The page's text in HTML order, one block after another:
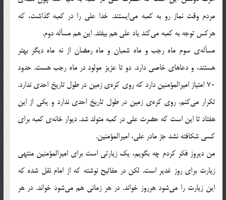
مردم وقت نماز رو به كعبه مي‌ايستند. خدا علي را در كعبه گذاشت، كه
هركس توجه به كعبه مي‌كند ياد علي هم بيفتد. اين هم مسأله دوم.
مسأله‌ي سوم ماه رجب و ماه شعبان و ماه رمضان از نه ماه ديگر بهتر
هستند، و دعاهاي خاصي دارد. دو تا عزيز مولود در ماه رجب هست. حدود
70 امتياز اميرالمؤمنين دارد كه روي كره‌ي زمين در طول تاريخ احدي ندارد.
تكرار مي‌كنم. روي كره‌ي زمين در طول تاريخ احدي ندارد و يكي از اين
هفتاد تا اين است كه حضرت علي در كعبه متولد شد. ديوار خانه‌ي كعبه براي
كسي شكافته نشد جز مادر علي، اميرالمؤمنين.
من ديروز فكر كردم چه بگويم، يك زيارتي است براي اميرالمؤمنين منتهي
زيارت براي روز غدير است. لكن در مفاتيح نوشته كه از امام نقل شده كه
اين زيارت را مي‌شود هرروز خواند. در هر زماني هم مي‌شود خواند. در هر